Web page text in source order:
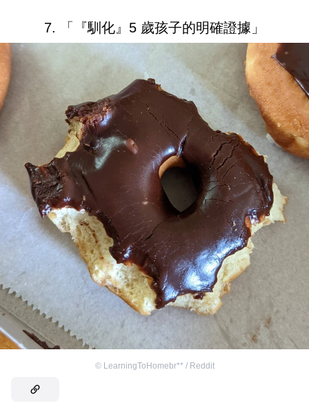
7. 「『馴化』5 歲孩子的明確證據」
© LearningToHomebr** / Reddit